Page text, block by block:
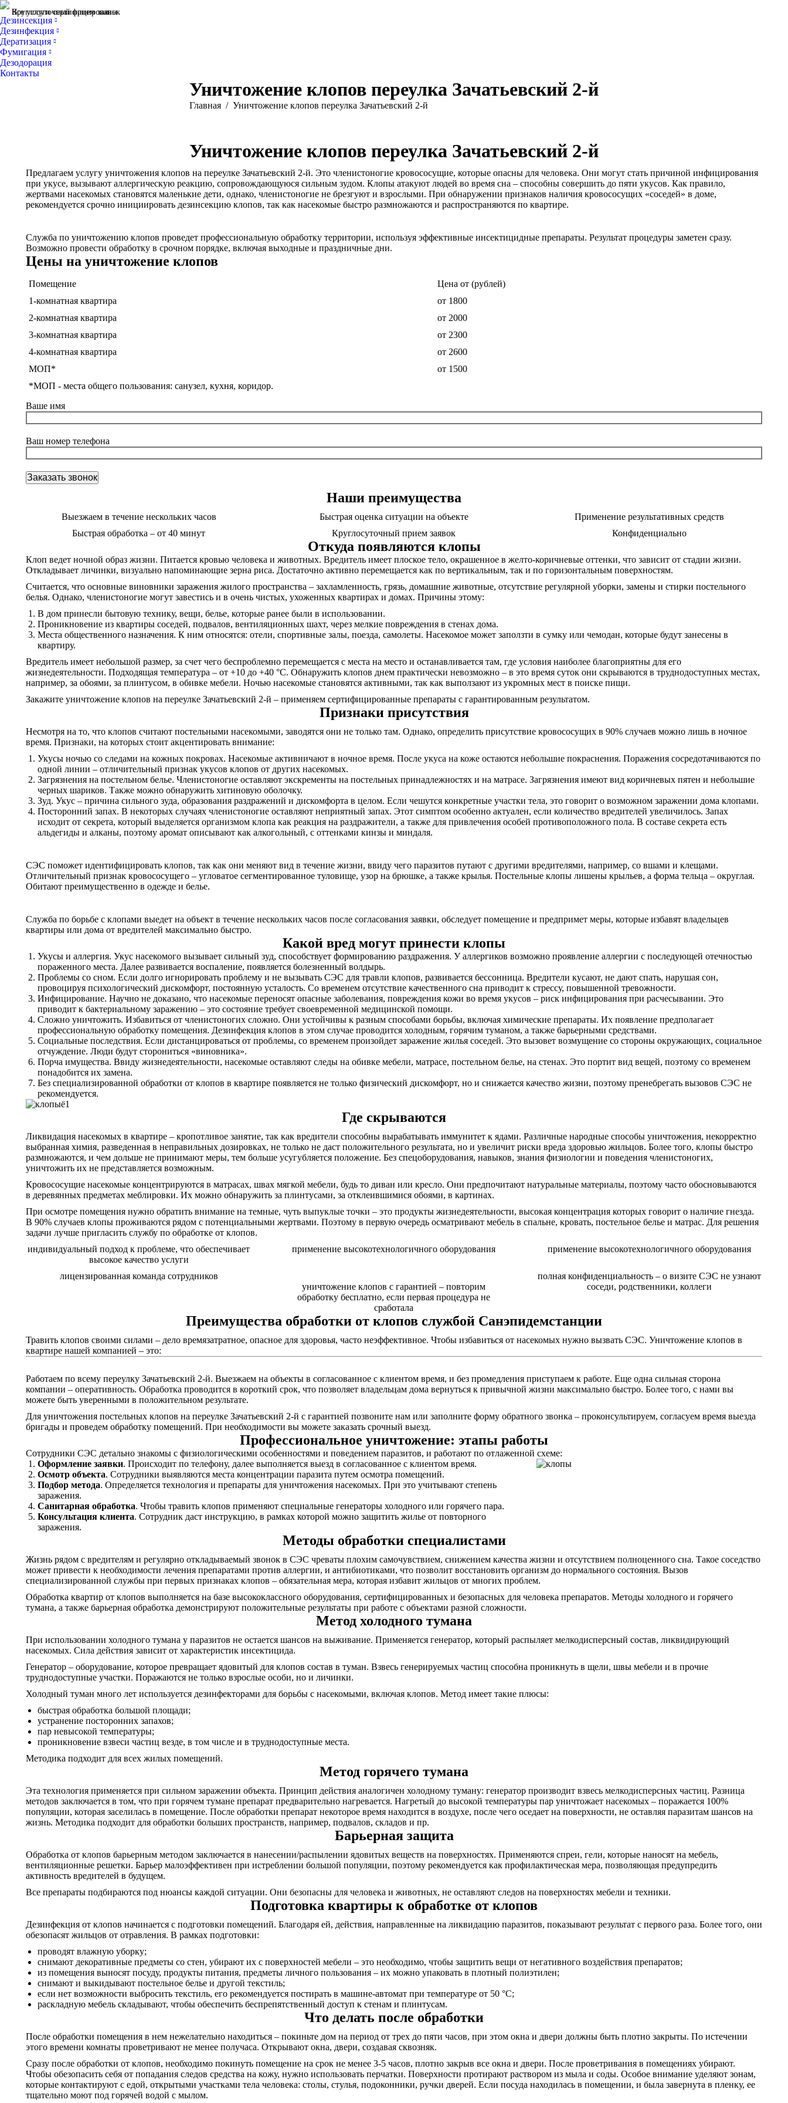
Все услуги сертифицированы
Круглосуточный прием заявок
Дезинсекция
Дезинфекция
Дератизация
Фумигация
Дезодорация
Контакты
Уничтожение клопов переулка Зачатьевский 2-й
Вы здесь:
Главная Уничтожение клопов переулка Зачатьевский 2-й
Уничтожение клопов переулка Зачатьевский 2-й
Предлагаем услугу уничтожения клопов на переулке Зачатьевский 2-й. Это членистоногие кровососущие, которые опасны для человека. Они могут стать причиной инфицирования
при укусе, вызывают аллергическую реакцию, сопровождающуюся сильным зудом. Клопы атакуют людей во время сна – способны совершить до пяти укусов. Как правило,
жертвами насекомых становятся маленькие дети, однако, членистоногие не брезгуют и взрослыми. При обнаружении признаков наличия кровососущих «соседей» в доме,
рекомендуется срочно инициировать дезинсекцию клопов, так как насекомые быстро размножаются и распространяются по квартире.
Служба по уничтожению клопов проведет профессиональную обработку территории, используя эффективные инсектицидные препараты. Результат процедуры заметен сразу.
Возможно провести обработку в срочном порядке, включая выходные и праздничные дни.
Цены на уничтожение клопов
Помещение
Цена от (рублей)
1-комнатная квартира
от 1800
2-комнатная квартира
от 2000
3-комнатная квартира
от 2300
4-комнатная квартира
от 2600
МОП*
от 1500
*МОП - места общего пользования: санузел, кухня, коридор.
Ваше имя
Ваш номер телефона
Наши преимущества
Выезжаем в течение нескольких часов Быстрая оценка ситуации на объекте
Применение результативных средств
Быстрая обработка – от 40 минут
Круглосуточный прием заявок Конфиденциально
Откуда появляются клопы
Клоп ведет ночной образ жизни. Питается кровью человека и животных. Вредитель имеет плоское тело, окрашенное в желто-коричневые оттенки, что зависит от стадии жизни.
Откладывает личинки, визуально напоминающие зерна риса. Достаточно активно перемещается как по вертикальным, так и по горизонтальным поверхностям.
Считается, что основные виновники заражения жилого пространства – захламленность, грязь, домашние животные, отсутствие регулярной уборки, замены и стирки постельного
белья. Однако, членистоногие могут завестись и в очень чистых, ухоженных квартирах и домах. Причины этому:
В дом принесли бытовую технику, вещи, белье, которые ранее были в использовании.
Проникновение из квартиры соседей, подвалов, вентиляционных шахт, через мелкие повреждения в стенах дома.
Места общественного назначения. К ним относятся: отели, спортивные залы, поезда, самолеты. Насекомое может заползти в сумку или чемодан, которые будут занесены в
квартиру.
Вредитель имеет небольшой размер, за счет чего беспроблемно перемещается с места на место и останавливается там, где условия наиболее благоприятны для его
жизнедеятельности. Подходящая температура – от +10 до +40 °С. Обнаружить клопов днем практически невозможно – в это время суток они скрываются в труднодоступных местах,
например, за обоями, за плинтусом, в обивке мебели. Ночью насекомые становятся активными, так как выползают из укромных мест в поиске пищи.
Закажите уничтожение клопов на переулке Зачатьевский 2-й – применяем сертифицированные препараты с гарантированным результатом.
Признаки присутствия
Несмотря на то, что клопов считают постельными насекомыми, заводятся они не только там. Однако, определить присутствие кровососущих в 90% случаев можно лишь в ночное
время. Признаки, на которых стоит акцентировать внимание:
Укусы ночью со следами на кожных покровах. Насекомые активничают в ночное время. После укуса на коже остаются небольшие покраснения. Поражения сосредотачиваются по
одной линии – отличительный признак укусов клопов от других насекомых.
Загрязнения на постельном белье. Членистоногие оставляют экскременты на постельных принадлежностях и на матрасе. Загрязнения имеют вид коричневых пятен и небольшие
черных шариков. Также можно обнаружить хитиновую оболочку.
Зуд. Укус – причина сильного зуда, образования раздражений и дискомфорта в целом. Если чешутся конкретные участки тела, это говорит о возможном заражении дома клопами.
Посторонний запах. В некоторых случаях членистоногие оставляют неприятный запах. Этот симптом особенно актуален, если количество вредителей увеличилось. Запах
исходит от секрета, который выделяется организмом клопа как реакция на раздражители, а также для привлечения особей противоположного пола. В составе секрета есть
альдегиды и алканы, поэтому аромат описывают как алкогольный, с оттенками кинзы и миндаля.
СЭС поможет идентифицировать клопов, так как они меняют вид в течение жизни, ввиду чего паразитов путают с другими вредителями, например, со вшами и клещами.
Отличительный признак кровососущего – угловатое сегментированное туловище, узор на брюшке, а также крылья. Постельные клопы лишены крыльев, а форма тельца – округлая.
Обитают преимущественно в одежде и белье.
Служба по борьбе с клопами выедет на объект в течение нескольких часов после согласования заявки, обследует помещение и предпримет меры, которые избавят владельцев
квартиры или дома от вредителей максимально быстро.
Какой вред могут принести клопы
Укусы и аллергия. Укус насекомого вызывает сильный зуд, способствует формированию раздражения. У аллергиков возможно проявление аллергии с последующей отечностью
пораженного места. Далее развивается воспаление, появляется болезненный волдырь.
Проблемы со сном. Если долго игнорировать проблему и не вызывать СЭС для травли клопов, развивается бессонница. Вредители кусают, не дают спать, нарушая сон,
провоцируя психологический дискомфорт, постоянную усталость. Со временем отсутствие качественного сна приводит к стрессу, повышенной тревожности.
Инфицирование. Научно не доказано, что насекомые переносят опасные заболевания, повреждения кожи во время укусов – риск инфицирования при расчесывании. Это
приводит к бактериальному заражению – это состояние требует своевременной медицинской помощи.
Сложно уничтожить. Избавиться от членистоногих сложно. Они устойчивы к разным способами борьбы, включая химические препараты. Их появление предполагает
профессиональную обработку помещения. Дезинфекция клопов в этом случае проводится холодным, горячим туманом, а также барьерными средствами.
Социальные последствия. Если дистанцироваться от проблемы, со временем произойдет заражение жилья соседей. Это вызовет возмущение со стороны окружающих, социальное
отчуждение. Люди будут сторониться «виновника».
Порча имущества. Ввиду жизнедеятельности, насекомые оставляют следы на обивке мебели, матрасе, постельном белье, на стенах. Это портит вид вещей, поэтому со временем
понадобится их замена.
Без специализированной обработки от клопов в квартире появляется не только физический дискомфорт, но и снижается качество жизни, поэтому пренебрегать вызовов СЭС не
рекомендуется.
Где скрываются
Ликвидация насекомых в квартире – кропотливое занятие, так как вредители способны вырабатывать иммунитет к ядами. Различные народные способы уничтожения, некорректно
выбранная химия, разведенная в неправильных дозировках, не только не даст положительного результата, но и увеличит риски вреда здоровью жильцов. Более того, клопы быстро
размножаются, и чем дольше не принимают меры, тем больше усугубляется положение. Без спецоборудования, навыков, знания физиологии и поведения членистоногих,
уничтожить их не представляется возможным.
Кровососущие насекомые концентрируются в матрасах, швах мягкой мебели, будь то диван или кресло. Они предпочитают натуральные материалы, поэтому часто обосновываются
в деревянных предметах меблировки. Их можно обнаружить за плинтусами, за отклеившимися обоями, в картинах.
При осмотре помещения нужно обратить внимание на темные, чуть выпуклые точки – это продукты жизнедеятельности, высокая концентрация которых говорит о наличие гнезда.
В 90% случаев клопы проживаются рядом с потенциальными жертвами. Поэтому в первую очередь осматривают мебель в спальне, кровать, постельное белье и матрас. Для решения
задачи лучше пригласить службу по обработке от клопов.
индивидуальный подход к проблеме, что обеспечивает
высокое качество услуги
применение высокотехнологичного оборудования применение высокотехнологичного оборудования
лицензированная команда сотрудников
уничтожение клопов с гарантией – повторим
обработку бесплатно, если первая процедура не
сработала
полная конфиденциальность – о визите СЭС не узнают
соседи, родственники, коллеги
Преимущества обработки от клопов службой Санэпидемстанции
Травить клопов своими силами – дело времязатратное, опасное для здоровья, часто неэффективное. Чтобы избавиться от насекомых нужно вызвать СЭС. Уничтожение клопов в
квартире нашей компанией – это:
Работаем по всему переулку Зачатьевский 2-й. Выезжаем на объекты в согласованное с клиентом время, и без промедления приступаем к работе. Еще одна сильная сторона
компании – оперативность. Обработка проводится в короткий срок, что позволяет владельцам дома вернуться к привычной жизни максимально быстро. Более того, с нами вы
можете быть уверенными в положительном результате.
Для уничтожения постельных клопов на переулке Зачатьевский 2-й с гарантией позвоните нам или заполните форму обратного звонка – проконсультируем, согласуем время выезда
бригады и проведем обработку помещений. При необходимости вы можете заказать срочный выезд.
Профессиональное уничтожение: этапы работы
Сотрудники СЭС детально знакомы с физиологическими особенностями и поведением паразитов, и работают по отлаженной схеме:
Оформление заявки. Происходит по телефону, далее выполняется выезд в согласованное с клиентом время.
Осмотр объекта. Сотрудники выявляются места концентрации паразита путем осмотра помещений.
Подбор метода. Определяется технология и препараты для уничтожения насекомых. При это учитывают степень
заражения.
Санитарная обработка. Чтобы травить клопов применяют специальные генераторы холодного или горячего пара.
Консультация клиента. Сотрудник даст инструкцию, в рамках которой можно защитить жилье от повторного
заражения.
Методы обработки специалистами
Жизнь рядом с вредителям и регулярно откладываемый звонок в СЭС чреваты плохим самочувствием, снижением качества жизни и отсутствием полноценного сна. Такое соседство
может привести к необходимости лечения препаратами против аллергии, и антибиотиками, что позволит восстановить организм до нормального состояния. Вызов
специализированной службы при первых признаках клопов – обязательная мера, которая избавит жильцов от многих проблем.
Обработка квартир от клопов выполняется на базе высококлассного оборудования, сертифицированных и безопасных для человека препаратов. Методы холодного и горячего
тумана, а также барьерная обработка демонстрируют положительные результаты при работе с объектами разной сложности.
Метод холодного тумана
При использовании холодного тумана у паразитов не остается шансов на выживание. Применяется генератор, который распыляет мелкодисперсный состав, ликвидирующий
насекомых. Сила действия зависит от характеристик инсектицида.
Генератор – оборудование, которое превращает ядовитый для клопов состав в туман. Взвесь генерируемых частиц способна проникнуть в щели, швы мебели и в прочие
труднодоступные участки. Поражаются не только взрослые особи, но и личинки.
Холодный туман много лет используется дезинфекторами для борьбы с насекомыми, включая клопов. Метод имеет такие плюсы:
быстрая обработка большой площади;
устранение посторонних запахов;
пар невысокой температуры;
проникновение взвеси частиц везде, в том числе и в труднодоступные места.
Методика подходит для всех жилых помещений.
Метод горячего тумана
Эта технология применяется при сильном заражении объекта. Принцип действия аналогичен холодному туману: генератор производит взвесь мелкодисперсных частиц. Разница
методов заключается в том, что при горячем тумане препарат предварительно нагревается. Нагретый до высокой температуры пар уничтожает насекомых – поражается 100%
популяции, которая заселилась в помещение. После обработки препарат некоторое время находится в воздухе, после чего оседает на поверхности, не оставляя паразитам шансов на
жизнь. Методика подходит для обработки больших пространств, например, подвалов, складов и пр.
Барьерная защита
Обработка от клопов барьерным методом заключается в нанесении/распылении ядовитых веществ на поверхностях. Применяются спреи, гели, которые наносят на мебель,
вентиляционные решетки. Барьер малоэффективен при истреблении большой популяции, поэтому рекомендуется как профилактическая мера, позволяющая предупредить
активность вредителей в будущем.
Все препараты подбираются под нюансы каждой ситуации. Они безопасны для человека и животных, не оставляют следов на поверхностях мебели и техники.
Подготовка квартиры к обработке от клопов
Дезинфекция от клопов начинается с подготовки помещений. Благодаря ей, действия, направленные на ликвидацию паразитов, показывают результат с первого раза. Более того, они
обезопасят жильцов от отравления. В рамках подготовки:
проводят влажную уборку;
снимают декоративные предметы со стен, убирают их с поверхностей мебели – это необходимо, чтобы защитить вещи от негативного воздействия препаратов;
из помещения выносят посуду, продукты питания, предметы личного пользования – их можно упаковать в плотный полиэтилен;
снимают и выкидывают постельное белье и другой текстиль;
если нет возможности выбросить текстиль, его рекомендуется постирать в машине-автомат при температуре от 50 °C;
раскладную мебель складывают, чтобы обеспечить беспрепятственный доступ к стенам и плинтусам.
Что делать после обработки
После обработки помещения в нем нежелательно находиться – покиньте дом на период от трех до пяти часов, при этом окна и двери должны быть плотно закрыты. По истечении
этого времени комнаты проветривают не менее получаса. Открывают окна, двери, создавая сквозняк.
Сразу после обработки от клопов, необходимо покинуть помещение на срок не менее 3-5 часов, плотно закрыв все окна и двери. После проветривания в помещениях убирают.
Чтобы обезопасить себя от попадания следов средства на кожу, нужно использовать перчатки. Поверхности протирают раствором из мыла и соды. Особое внимание уделяют зонам,
которые контактируют с едой, открытыми участками тела человека: столы, стулья, подоконники, ручки дверей. Если посуда находилась в помещении, и была завернута в пленку, ее
тщательно моют под горячей водой с мылом.